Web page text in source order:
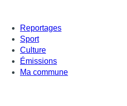
Reportages
Sport
Culture
Émissions
Ma commune